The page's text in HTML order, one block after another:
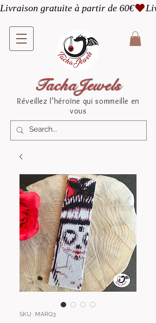
TachaJewels
Réveillez l’héroïne qui sommeille en
vous
Livraison gratuite à partir de 60€
SKU : MARQ3